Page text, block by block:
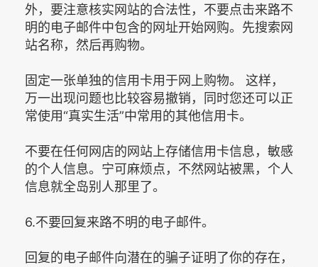
外，要注意核实网站的合法性，不要点击来路不
明的电子邮件中包含的网址开始网购。先搜索网
站名称，然后再购物。
固定一张单独的信用卡用于网上购物。 这样，
万一出现问题也比较容易撤销，同时您还可以正
常使用“真实生活”中常用的其他信用卡。
不要在任何网店的网站上存储信用卡信息，敏感
的个人信息。宁可麻烦点，不然网站被黑，个人
信息就全岛别人那里了。
6.不要回复来路不明的电子邮件。
回复的电子邮件向潜在的骗子证明了你的存在，